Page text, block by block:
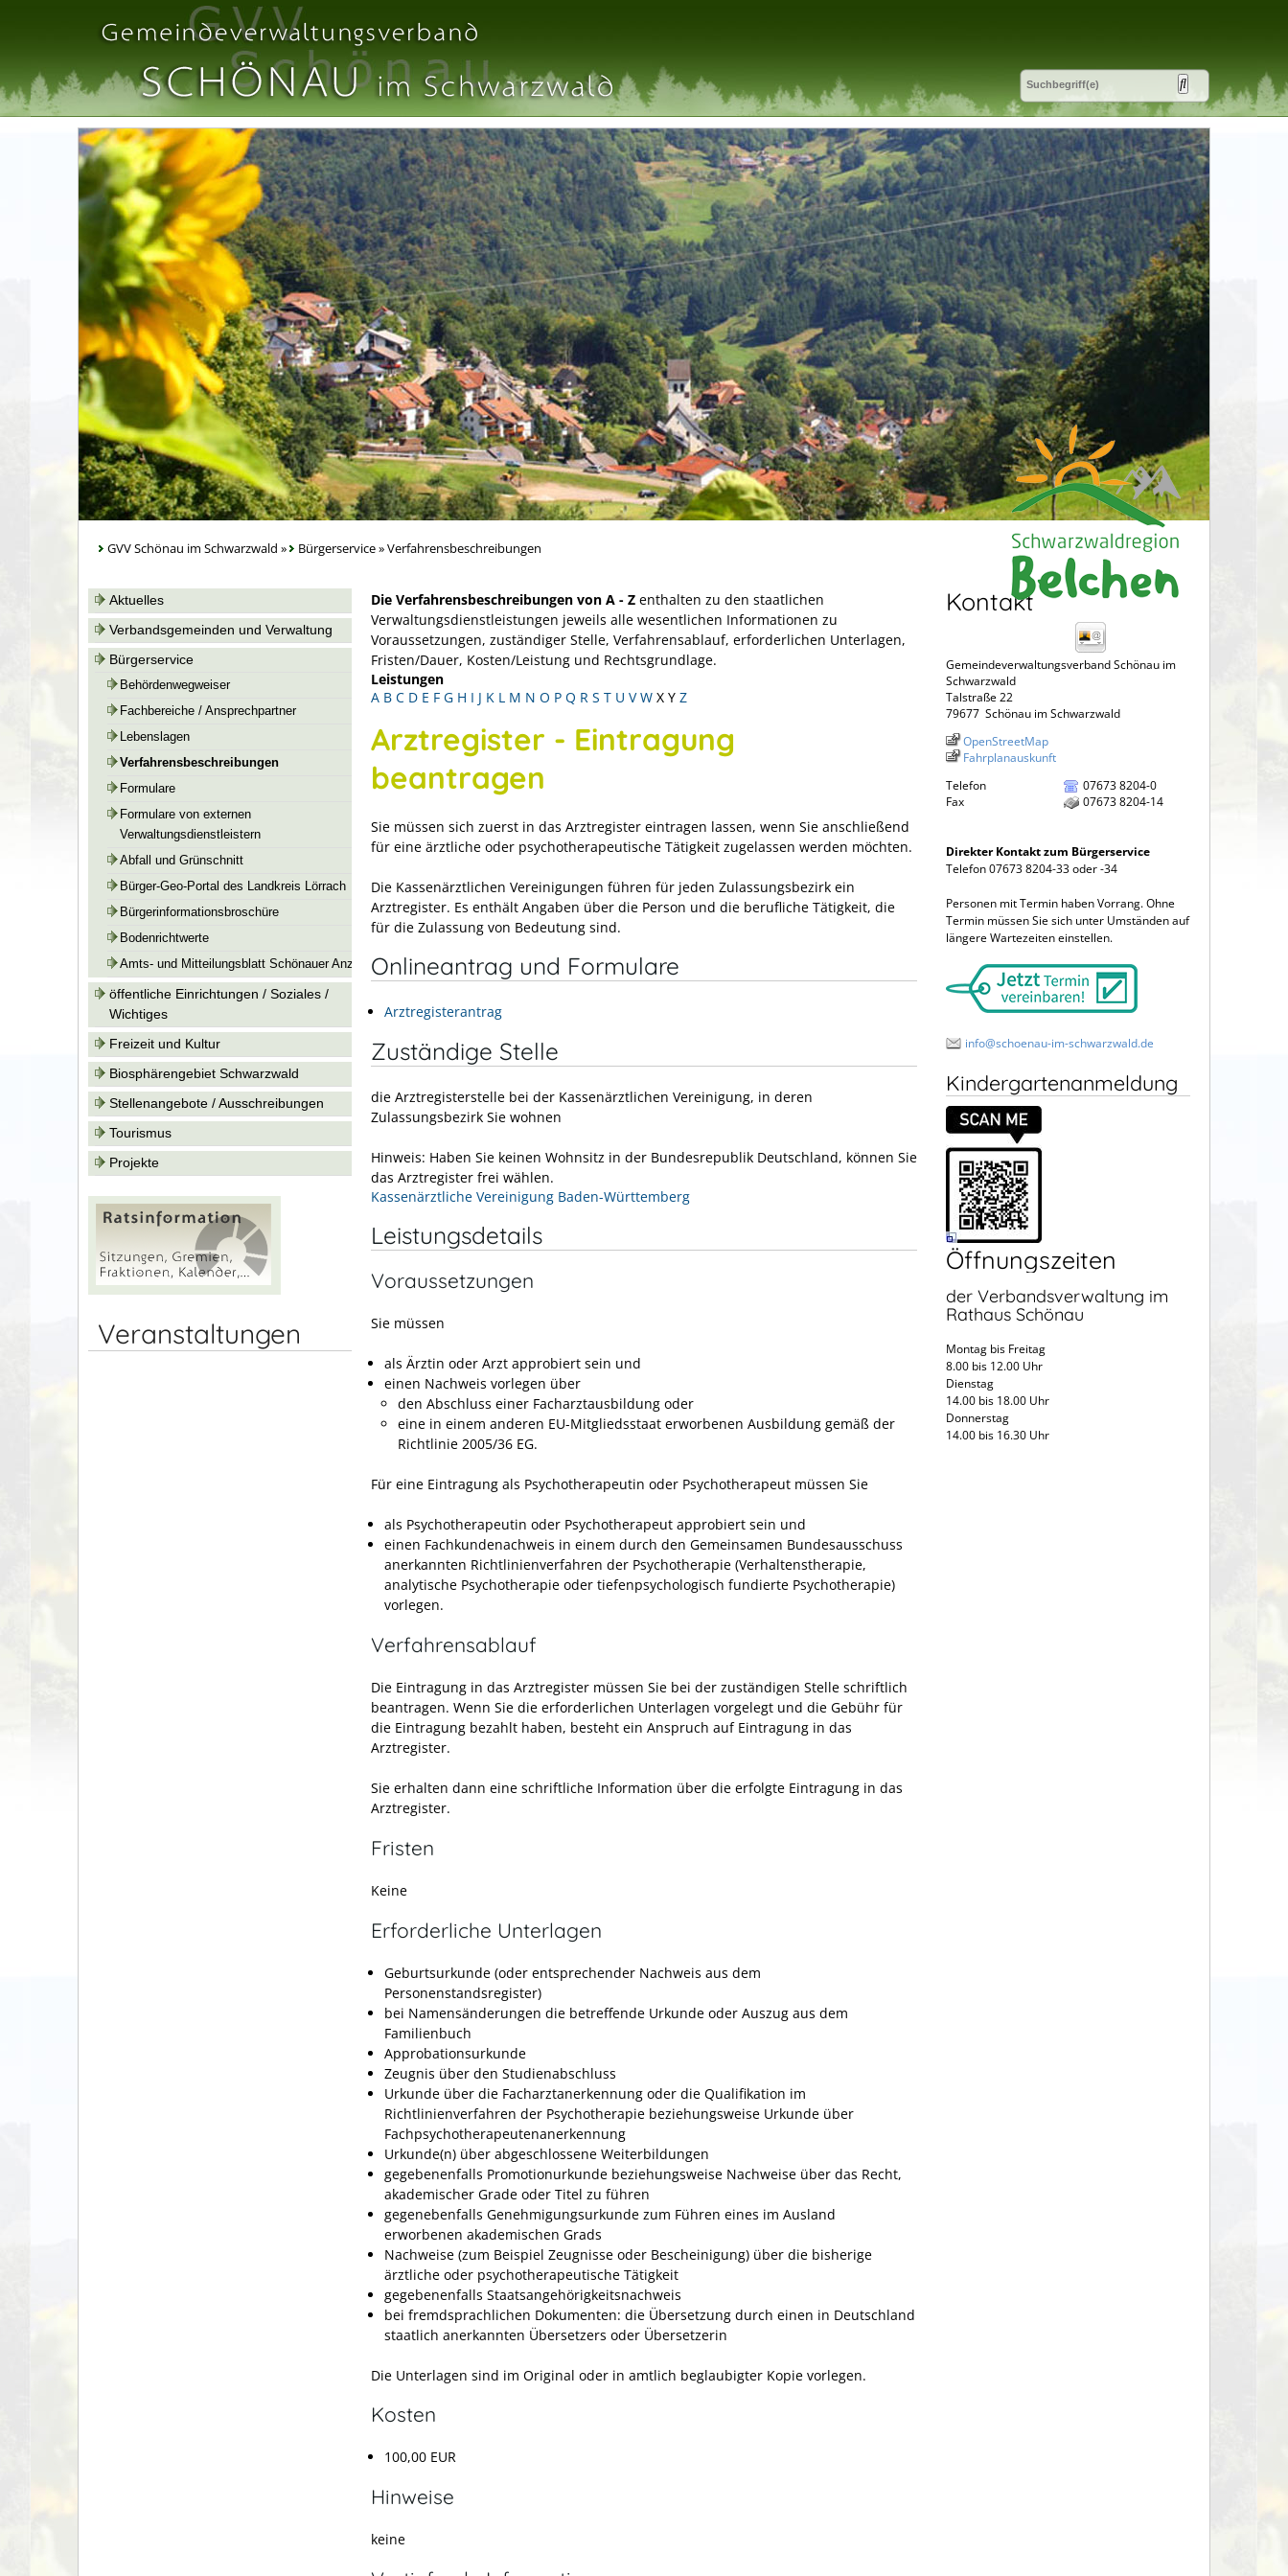
GVV Schönau im Schwarzwald » Bürgerservice»Verfahrensbeschreibungen
Aktuelles
Verbandsgemeinden und Verwaltung
Bürgerservice
Behördenwegweiser
Fachbereiche / Ansprechpartner
Lebenslagen
Verfahrensbeschreibungen
Formulare
Formulare von externen
Verwaltungsdienstleistern
Abfall und Grünschnitt
Bürger-Geo-Portal des Landkreis Lörrach
Bürgerinformationsbroschüre
Bodenrichtwerte
Amts- und Mitteilungsblatt Schönauer Anzeiger
öffentliche Einrichtungen / Soziales /
Wichtiges
Freizeit und Kultur
Biosphärengebiet Schwarzwald
Stellenangebote / Ausschreibungen
Tourismus
Projekte
Veranstaltungen
Die Verfahrensbeschreibungen von A - Z enthalten zu den staatlichen
Verwaltungsdienstleistungen jeweils alle wesentlichen Informationen zu
Voraussetzungen, zuständiger Stelle, Verfahrensablauf, erforderlichen Unterlagen,
Fristen/Dauer, Kosten/Leistung und Rechtsgrundlage.
Leistungen
A B C D E F G H I J K L M N O P Q R S T U V W X Y Z
Arztregister - Eintragung
beantragen
Sie müssen sich zuerst in das Arztregister eintragen lassen, wenn Sie anschließend
für eine ärztliche oder psychotherapeutische Tätigkeit zugelassen werden möchten.
Die Kassenärztlichen Vereinigungen führen für jeden Zulassungsbezirk ein
Arztregister. Es enthält Angaben über die Person und die berufliche Tätigkeit, die
für die Zulassung von Bedeutung sind.
Onlineantrag und Formulare
Arztregisterantrag
Zuständige Stelle
die Arztregisterstelle bei der Kassenärztlichen Vereinigung, in deren
Zulassungsbezirk Sie wohnen
Hinweis: Haben Sie keinen Wohnsitz in der Bundesrepublik Deutschland, können Sie
das Arztregister frei wählen.
Kassenärztliche Vereinigung Baden-Württemberg
Leistungsdetails
Voraussetzungen
Sie müssen
als Ärztin oder Arzt approbiert sein und
einen Nachweis vorlegen über
den Abschluss einer Facharztausbildung oder
eine in einem anderen EU-Mitgliedsstaat erworbenen Ausbildung gemäß der
Richtlinie 2005/36 EG.
Für eine Eintragung als Psychotherapeutin oder Psychotherapeut müssen Sie
als Psychotherapeutin oder Psychotherapeut approbiert sein und
einen Fachkundenachweis in einem durch den Gemeinsamen Bundesausschuss
anerkannten Richtlinienverfahren der Psychotherapie (Verhaltenstherapie,
analytische Psychotherapie oder tiefenpsychologisch fundierte Psychotherapie)
vorlegen.
Verfahrensablauf
Die Eintragung in das Arztregister müssen Sie bei der zuständigen Stelle schriftlich
beantragen. Wenn Sie die erforderlichen Unterlagen vorgelegt und die Gebühr für
die Eintragung bezahlt haben, besteht ein Anspruch auf Eintragung in das
Arztregister.
Sie erhalten dann eine schriftliche Information über die erfolgte Eintragung in das
Arztregister.
Fristen
Keine
Erforderliche Unterlagen
Geburtsurkunde (oder entsprechender Nachweis aus dem
Personenstandsregister)
bei Namensänderungen die betreffende Urkunde oder Auszug aus dem
Familienbuch
Approbationsurkunde
Zeugnis über den Studienabschluss
Urkunde über die Facharztanerkennung oder die Qualifikation im
Richtlinienverfahren der Psychotherapie beziehungsweise Urkunde über
Fachpsychotherapeutenanerkennung
Urkunde(n) über abgeschlossene Weiterbildungen
gegebenenfalls Promotionurkunde beziehungsweise Nachweise über das Recht,
akademischer Grade oder Titel zu führen
gegenebenfalls Genehmigungsurkunde zum Führen eines im Ausland
erworbenen akademischen Grads
Nachweise (zum Beispiel Zeugnisse oder Bescheinigung) über die bisherige
ärztliche oder psychotherapeutische Tätigkeit
gegebenenfalls Staatsangehörigkeitsnachweis
bei fremdsprachlichen Dokumenten: die Übersetzung durch einen in Deutschland
staatlich anerkannten Übersetzers oder Übersetzerin
Die Unterlagen sind im Original oder in amtlich beglaubigter Kopie vorlegen.
Kosten
100,00 EUR
Hinweise
keine
Kontakt
Gemeindeverwaltungsverband Schönau im
Schwarzwald
Talstraße 22
79677 Schönau im Schwarzwald
OpenStreetMap
Fahrplanauskunft
Telefon
07673 8204-0
Fax
07673 8204-14
Direkter Kontakt zum Bürgerservice
Telefon 07673 8204-33 oder -34
Personen mit Termin haben Vorrang. Ohne
Termin müssen Sie sich unter Umständen auf
längere Wartezeiten einstellen.
info@schoenau-im-schwarzwald.de
Kindergartenanmeldung
Öffnungszeiten
der Verbandsverwaltung im
Rathaus Schönau
Montag bis Freitag
8.00 bis 12.00 Uhr
Dienstag
14.00 bis 18.00 Uhr
Donnerstag
14.00 bis 16.30 Uhr